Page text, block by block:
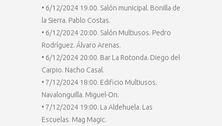
• 6/12/2024 19.00. Salón municipal. Bonilla de
la Sierra. Pablo Costas.
• 6/12/2024 20:00. Salón Multiusos. Pedro
Rodríguez. Álvaro Arenas.
• 6/12/2024 20:00. Bar La Rotonda. Diego del
Carpio. Nacho Casal.
• 7/12/2024 18:00. Edificio Multiusos.
Navalonguilla. Miguel-On.
• 7/12/2024 19:00. La Aldehuela. Las
Escuelas. Mag Magic.